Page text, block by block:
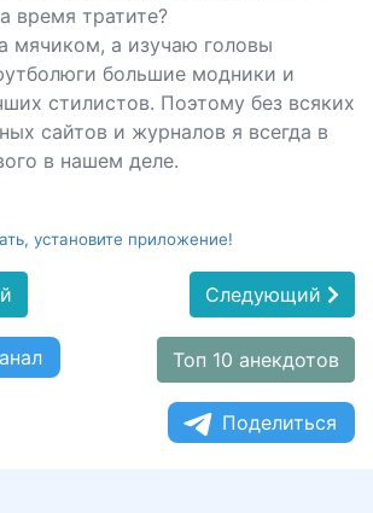
время тратите?
мячиком, а изучаю головы
большие модники и
стилистов. Поэтому без всяких
сайтов и журналов я всегда в
в нашем деле.
установите приложение!
Следующий
Топ 10 анекдотов
Поделиться